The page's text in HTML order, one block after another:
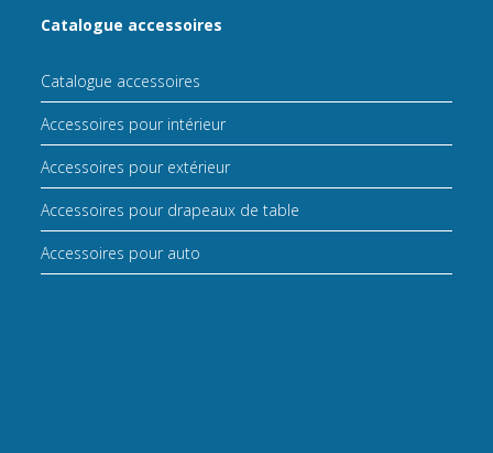
Catalogue accessoires
Catalogue accessoires
Accessoires pour intérieur
Accessoires pour extérieur
Accessoires pour drapeaux de table
Accessoires pour auto